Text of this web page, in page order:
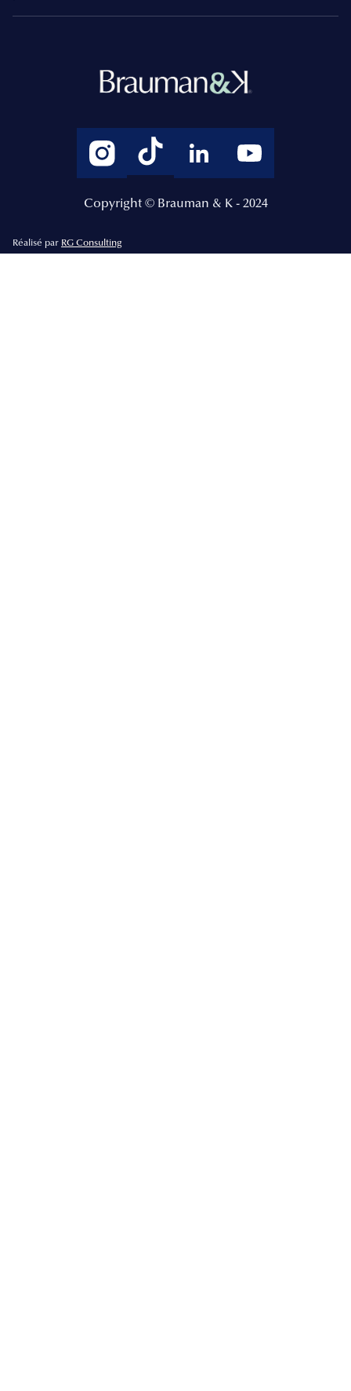
Copyright © Brauman & K - 2024
Réalisé par RG Consulting